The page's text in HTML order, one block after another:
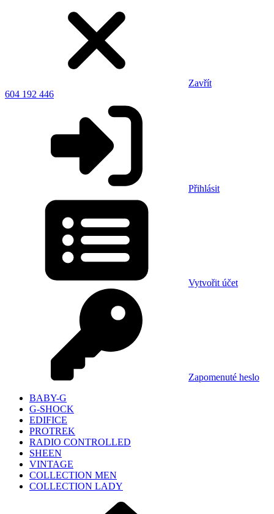
Zavřít
604 192 446
Přihlásit
Vytvořit účet
Zapomenuté heslo
BABY-G
G-SHOCK
EDIFICE
PROTREK
RADIO CONTROLLED
SHEEN
VINTAGE
COLLECTION MEN
COLLECTION LADY